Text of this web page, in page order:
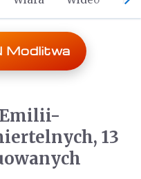
Modlitwa
Emilii-
13